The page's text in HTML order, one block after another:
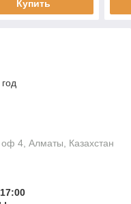
Купить
4, Алматы, Казахстан